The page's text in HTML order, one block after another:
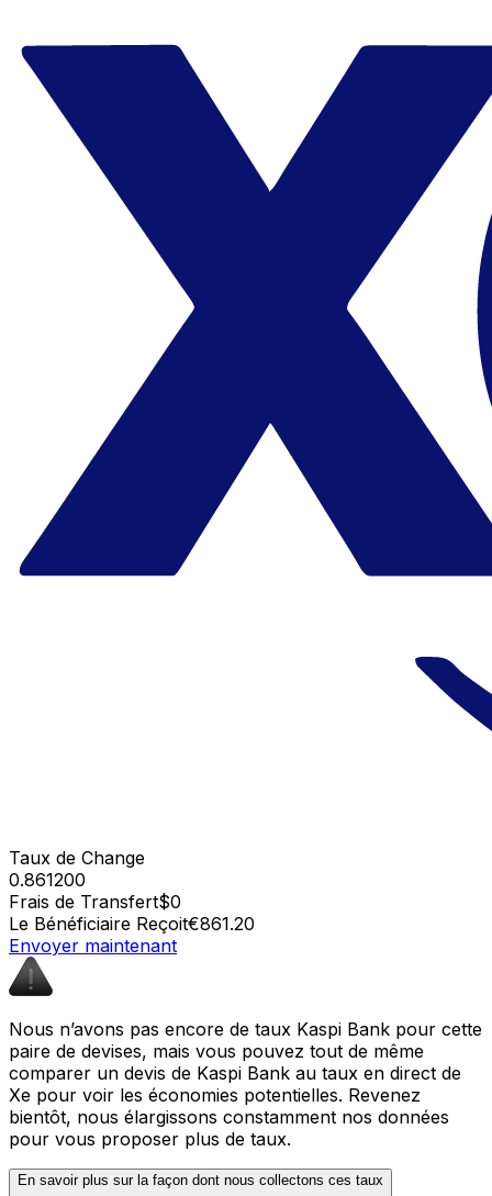
Taux de Change
0.861200
Frais de Transfert$0
Le Bénéficiaire Reçoit€861.20
Envoyer maintenant
Nous n’avons pas encore de taux Kaspi Bank pour cette
paire de devises, mais vous pouvez tout de même
comparer un devis de Kaspi Bank au taux en direct de
Xe pour voir les économies potentielles. Revenez
bientôt, nous élargissons constamment nos données
pour vous proposer plus de taux.
En savoir plus sur la façon dont nous collectons ces taux